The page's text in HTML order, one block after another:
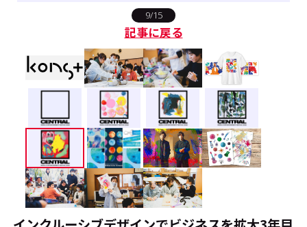
#エンタメ業界のちょっといい話
#リクルート
運営会社 プライバシーポリシー
本サイトご利用にあたって
お問い合わせ
9/15
記事に戻る